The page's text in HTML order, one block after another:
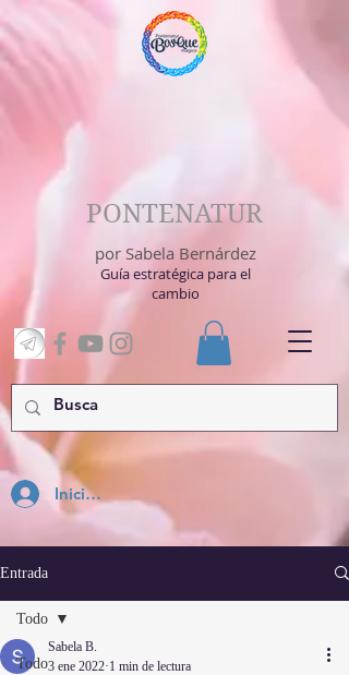
Inicia Sesión
PONTENATUR
por Sabela Bernárdez
Guía estratégica para el
cambio
Entrada
Todo
Todo
Sabela B.
3 ene 2022 1 min de lectura